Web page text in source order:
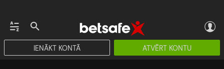
IENĀKT KONTĀ ATVĒRT KONTU